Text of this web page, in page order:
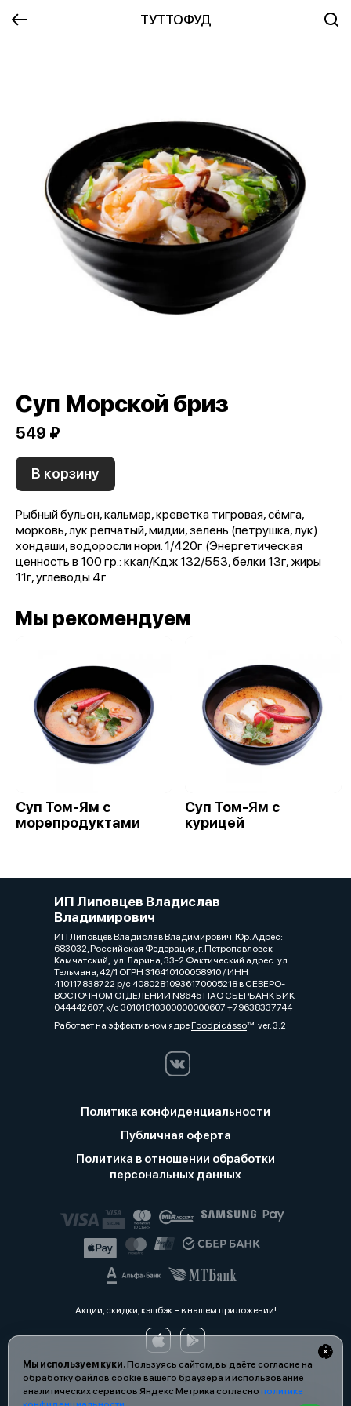
ТУТТОФУД
Мы используем куки.Пользуясь сайтом, вы даёте согласие на
обработку файлов cookie вашего браузера и использование
аналитических сервисов Яндекс Метрика согласно политике
Суп Морской бриз
549 ₽
В корзину
Рыбный бульон, кальмар, креветка тигровая, сёмга,
морковь, лук репчатый, мидии, зелень (петрушка, лук)
хондаши, водоросли нори. 1/420г (Энергетическая
ценность в 100 гр.: ккал/Кдж 132/553, белки 13г, жиры
11г, углеводы 4г
Мы рекомендуем
Суп Том-Ям с
морепродуктами
Суп Том-Ям с
курицей
ИП Липовцев Владислав
Владимирович
ИП Липовцев Владислав Владимирович. Юр. Адрес:
683032, Российская Федерация, г. Петропавловск-
Камчатский, ул. Ларина, 33-2 Фактический адрес: ул.
Тельмана, 42/1 ОГРН 316410100058910 / ИНН
410117838722 р/с 40802810936170005218 в СЕВЕРО-
ВОСТОЧНОМ ОТДЕЛЕНИИ N8645 ПАО СБЕРБАНК БИК
044442607, к/с 30101810300000000607 +79638337744
Работает на эффективном ядреFoodpicássover. 3.2
Политика конфиденциальности
Публичная оферта
Политика в отношении обработки
персональных данных
Акции, скидки, кэшбэк − в нашем приложении!